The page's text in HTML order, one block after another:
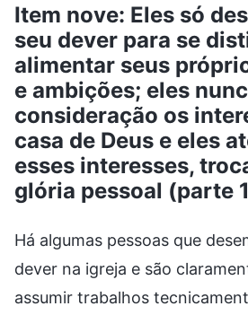
Item nove: Eles só
seu dever para se
alimentar seus
e ambições; eles
consideração os
casa de Deus e eles
esses interesses,
glória pessoal (parte
Há algumas pessoas que
dever na igreja e são
assumir trabalhos